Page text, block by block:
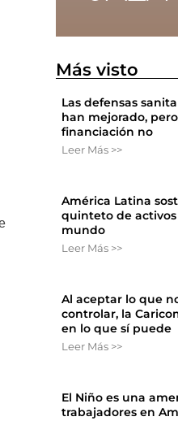
Más visto
Las defensas
han mejorado,
financiación no
Leer Más >>
América Latina
quinteto de
mundo
Leer Más >>
Al aceptar lo que
controlar, la
en lo que sí puede
Leer Más >>
El Niño es una
trabajadores en